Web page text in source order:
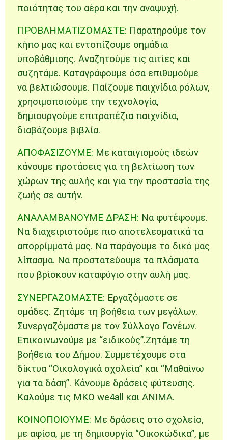
ποιότητας του αέρα και την αναψυχή.
ΠΡΟΒΛΗΜΑΤΙΖΟΜΑΣΤΕ: Παρατηρούμε τον
κήπο μας και εντοπίζουμε σημάδια
υποβάθμισης. Αναζητούμε τις αιτίες και
συζητάμε. Καταγράφουμε όσα επιθυμούμε
να βελτιώσουμε. Παίζουμε παιχνίδια ρόλων,
χρησιμοποιούμε την τεχνολογία,
δημιουργούμε επιτραπέζια παιχνίδια,
διαβάζουμε βιβλία.
ΑΠΟΦΑΣΙΖΟΥΜΕ: Με καταιγισμούς ιδεών
κάνουμε προτάσεις για τη βελτίωση των
χώρων της αυλής και για την προστασία της
ζωής σε αυτήν.
ΑΝΑΛΑΜΒΑΝΟΥΜΕ ΔΡΑΣΗ: Να φυτέψουμε.
Να διαχειριστούμε πιο αποτελεσματικά τα
απορρίμματά μας. Να παράγουμε το δικό μας
λίπασμα. Να προστατεύουμε τα πλάσματα
που βρίσκουν καταφύγιο στην αυλή μας.
ΣΥΝΕΡΓΑΖΟΜΑΣΤΕ: Εργαζόμαστε σε
ομάδες. Ζητάμε τη βοήθεια των μεγάλων.
Συνεργαζόμαστε με τον Σύλλογο Γονέων.
Επικοινωνούμε με “ειδικούς”.Ζητάμε τη
βοήθεια του Δήμου. Συμμετέχουμε στα
δίκτυα “Οικολογικά σχολεία” και “Μαθαίνω
για τα δάση”. Κάνουμε δράσεις φύτευσης.
Καλούμε τις ΜΚΟ we4all και ΑΝΙΜΑ.
ΚΟΙΝΟΠΟΙΟΥΜΕ: Με δράσεις στο σχολείο,
με αφίσα, με τη δημιουργία “Οικοκώδικα”, με